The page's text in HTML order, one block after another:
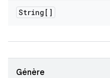
String[]
Génère